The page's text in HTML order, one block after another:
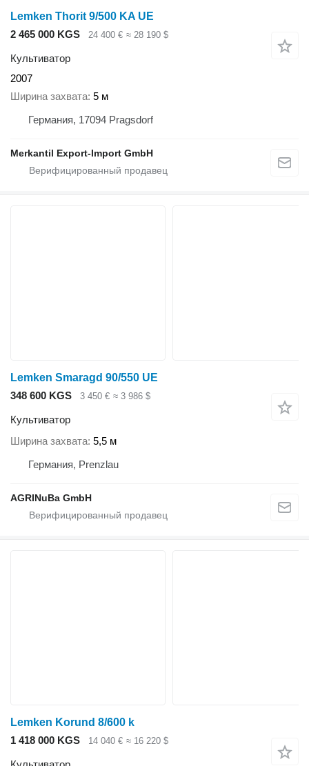
Lemken Thorit 9/500 KA UE
2 465 000 KGS
24 400 € ≈ 28 190 $
Культиватор
2007
Ширина захвата 5 м
Германия, 17094 Pragsdorf
Merkantil Export-Import GmbH
Lemken Smaragd 90/550 UE
348 600 KGS
3 450 € ≈ 3 986 $
Культиватор
Ширина захвата 5,5 м
Германия, Prenzlau
AGRINuBa GmbH
Lemken Korund 8/600 k
1 418 000 KGS
14 040 € ≈ 16 220 $